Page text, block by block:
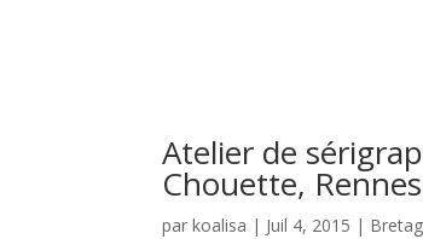
Atelier de
Chouette,
parkoalisa | Juil 4, 2015 |